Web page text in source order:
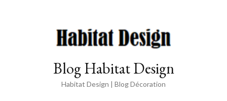
Blog Habitat Design
Habitat Design | Blog Décoration